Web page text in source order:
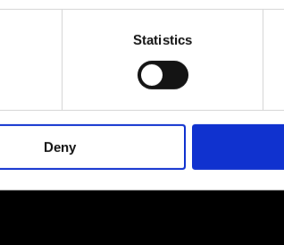
Statistics
Deny